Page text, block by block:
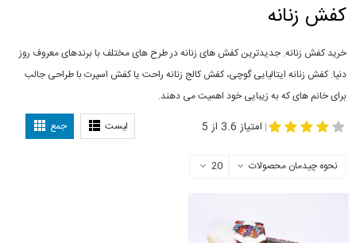
کفش زنانه
خرید کفش زنانه. جدیدترین کفش های زنانه در طرح های مختلف با برندهای معروف روز
دنیا. کفش زنانه ایتالیایی گوچی، کفش کالج زنانه راحت یا کفش اسپرت با طراحی جالب
برای خانم های که به زیبایی خود اهمیت می دهند.
لیست جمع | امتیاز 3.6 از 5
نحوه چیدمان محصولات 20